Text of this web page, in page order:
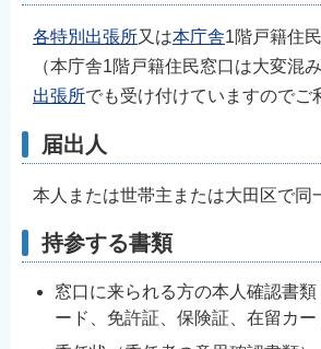
各特別出張所又は本庁舎1階戸籍住
（本庁舎1階戸籍住民窓口は大変混
出張所でも受け付けていますのでご
届出人
本人または世帯主または大田区で同
持参する書類
窓口に来られる方の本人確認書
ード、免許証、保険証、在留カー